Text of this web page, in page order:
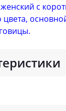
с
цвета,